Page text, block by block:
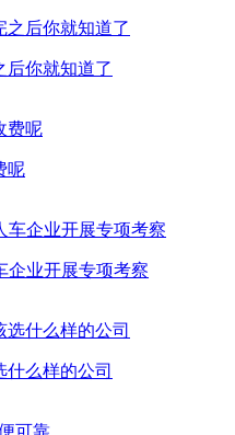
后你就知道了
呢
企业开展专项考察
么样的公司